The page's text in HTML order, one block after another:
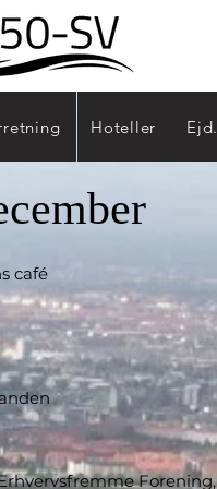
café
Hoteller